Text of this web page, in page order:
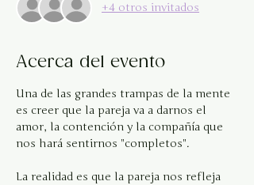
+4 otros invitados
Acerca del evento
Una de las grandes trampas de la mente
es creer que la pareja va a darnos el
amor, la contención y la compañía que
nos hará sentirnos "completos".
La realidad es que la pareja nos refleja